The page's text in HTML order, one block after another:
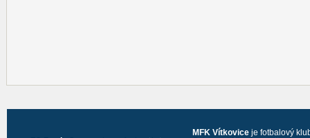
MFK Vítkovice je fotbalový